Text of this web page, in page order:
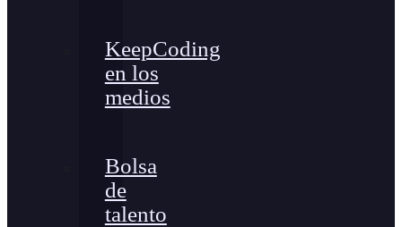
KeepCoding
en los
medios
Bolsa
de
talento